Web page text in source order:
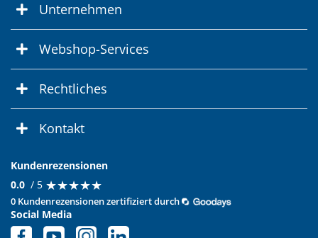
Unternehmen
Webshop-Services
Rechtliches
Kontakt
Kundenrezensionen
0.0 / 5 ★★★★★
★★★★★
0 Kundenrezensionen zertifiziert durch
Social Media